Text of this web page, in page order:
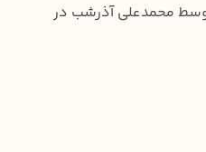
محمدعلی آذرشب در